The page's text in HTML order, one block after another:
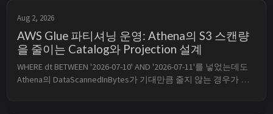
Aug 2, 2026
AWS Glue 파티셔닝 운영: Athena의 S3 스캔량
을 줄이는 Catalog와 Projection 설계
WHERE dt BETWEEN '2026-07-10' AND '2026-07-11'를 넣었는데도
Athena의 DataScannedInBytes가 기대만큼 줄지 않는 경우가 있